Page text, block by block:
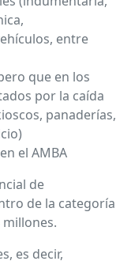
entre
que en los
por la caída
panaderías,
el AMBA
de
de la categoría
millones.
es decir,